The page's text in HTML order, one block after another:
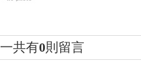
一共有0則留言